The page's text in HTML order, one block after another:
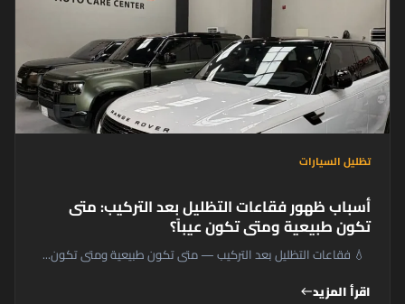
تظليل السيارات
أسباب ظهور فقاعات التظليل بعد التركيب: متى
تكون طبيعية ومتى تكون عيباً؟
💧 فقاعات التظليل بعد التركيب — متى تكون طبيعية ومتى تكون...
اقرأ المزيدwest